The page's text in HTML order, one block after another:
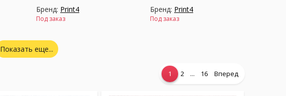
Бренд: Print4
Под заказ
Бренд: Print4
Под заказ
Показать еще...
1 2 ... 16 Вперед